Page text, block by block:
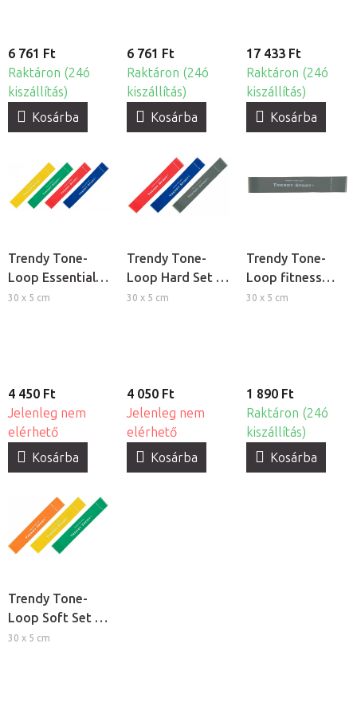
6 761 Ft
Raktáron (24ó
kiszállítás)
Kosárba
6 761 Ft
Raktáron (24ó
kiszállítás)
Kosárba
17 433 Ft
Raktáron (24ó
kiszállítás)
Kosárba
Trendy Tone-
Loop Essential
Set - Közepes és
30 x 5 cm
4 450 Ft
Jelenleg nem
elérhető
Kosárba
Trendy Tone-
Loop Hard Set -
Erős ellenállású
30 x 5 cm
4 050 Ft
Jelenleg nem
elérhető
Kosárba
Trendy Tone-
Loop fitness
gumiszalag -
30 x 5 cm
1 890 Ft
Raktáron (24ó
kiszállítás)
Kosárba
Trendy Tone-
Loop Soft Set -
Alacsony
30 x 5 cm